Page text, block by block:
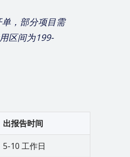
，部分项目需
区间为199-
出报告时间
5-10 工作日